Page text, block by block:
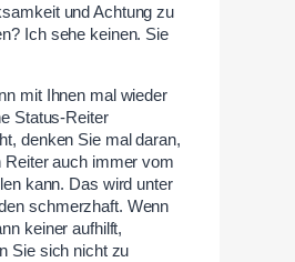
und Achtung zu
Ich sehe keinen. Sie
mit Ihnen mal wieder
Status-Reiter
denken Sie mal daran,
Reiter auch immer vom
kann. Das wird unter
schmerzhaft. Wenn
keiner aufhilft,
Sie sich nicht zu